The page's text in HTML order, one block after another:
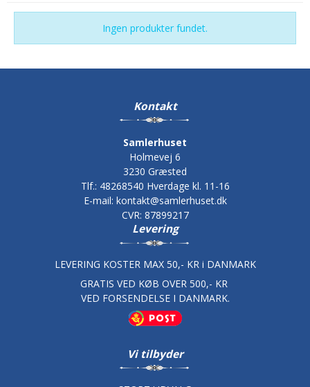
Ingen produkter fundet.
Kontakt
Samlerhuset
Holmevej 6
3230 Græsted
Tlf.: 48268540 Hverdage kl. 11-16
E-mail: kontakt@samlerhuset.dk
CVR: 87899217
Levering
LEVERING KOSTER MAX 50,- KR i DANMARK
GRATIS VED KØB OVER 500,- KR
VED FORSENDELSE I DANMARK.
Vi tilbyder